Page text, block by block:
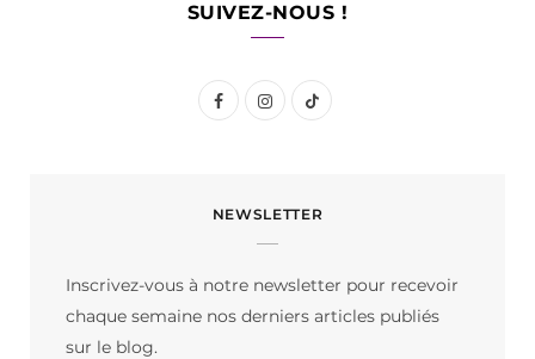
SUIVEZ-NOUS !
F
e
I
t
T
T
NEWSLETTER
Inscrivez-vous à notre newsletter pour recevoir
chaque semaine nos derniers articles publiés
sur le blog.